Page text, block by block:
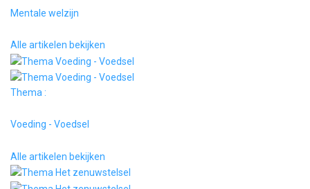
Mentale welzijn
Alle artikelen bekijken
Thema :
Voeding - Voedsel
Alle artikelen bekijken